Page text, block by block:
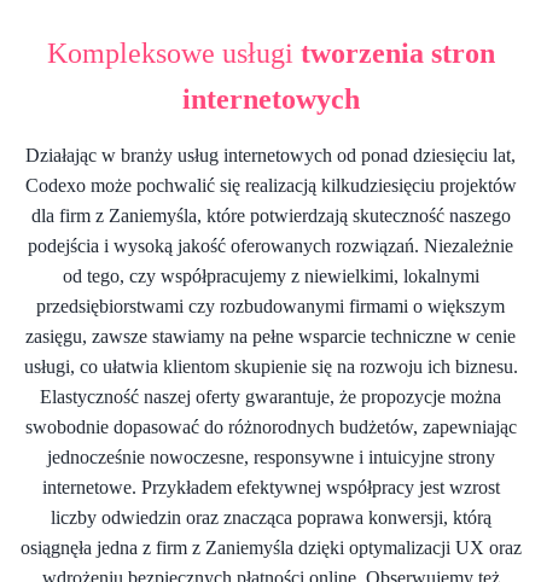
Kompleksowe usługi tworzenia stron
internetowych
Działając w branży usług internetowych od ponad dziesięciu lat,
Codexo może pochwalić się realizacją kilkudziesięciu projektów
dla firm z Zaniemyśla, które potwierdzają skuteczność naszego
podejścia i wysoką jakość oferowanych rozwiązań. Niezależnie
od tego, czy współpracujemy z niewielkimi, lokalnymi
przedsiębiorstwami czy rozbudowanymi firmami o większym
zasięgu, zawsze stawiamy na pełne wsparcie techniczne w cenie
usługi, co ułatwia klientom skupienie się na rozwoju ich biznesu.
Elastyczność naszej oferty gwarantuje, że propozycje można
swobodnie dopasować do różnorodnych budżetów, zapewniając
jednocześnie nowoczesne, responsywne i intuicyjne strony
internetowe. Przykładem efektywnej współpracy jest wzrost
liczby odwiedzin oraz znacząca poprawa konwersji, którą
osiągnęła jedna z firm z Zaniemyśla dzięki optymalizacji UX oraz
wdrożeniu bezpiecznych płatności online. Obserwujemy też